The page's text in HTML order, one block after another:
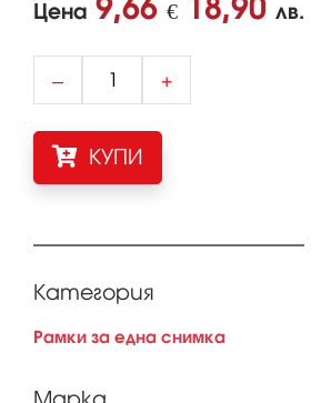
Цена 9,66 € 18,90 лв.
– +
КУПИ
Категория
Рамки за една снимка